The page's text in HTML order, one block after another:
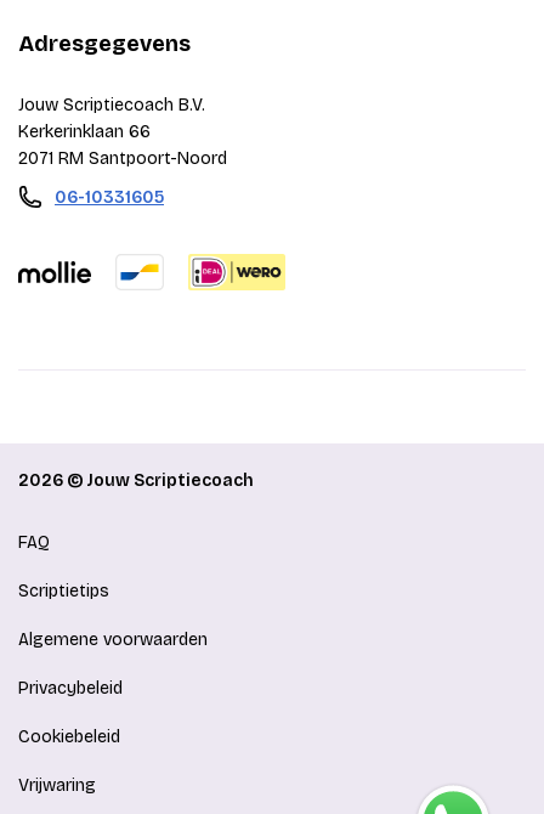
Adresgegevens
Jouw Scriptiecoach B.V.
Kerkerinklaan 66
2071 RM Santpoort-Noord
06-10331605
2026 © Jouw Scriptiecoach
FAQ
Scriptietips
Algemene voorwaarden
Privacybeleid
Cookiebeleid
Vrijwaring